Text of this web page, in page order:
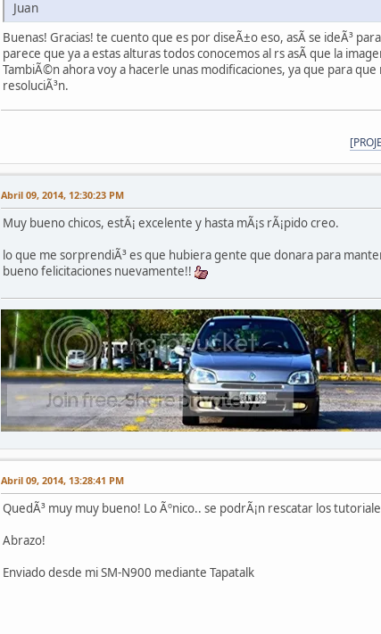
Juan
Buenas! Gracias! te cuento que es por diseÃ±o eso, asÃ­ se ideÃ³
parece que ya a estas alturas todos conocemos al rs asÃ­ que la
TambiÃ©n ahora voy a hacerle unas modificaciones, ya que para
resoluciÃ³n.
Abril 09, 2014, 12:30:23 PM
Muy bueno chicos, estÃ¡ excelente y hasta mÃ¡s rÃ¡pido creo.
lo que me sorprendiÃ³ es que hubiera gente que donara para
bueno felicitaciones nuevamente!!
Abril 09, 2014, 13:28:41 PM
QuedÃ³ muy muy bueno! Lo Ãºnico.. se podrÃ¡n rescatar los
Abrazo!
Enviado desde mi SM-N900 mediante Tapatalk